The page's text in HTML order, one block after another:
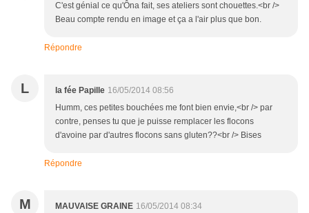
C'est génial ce qu'Ôna fait, ses ateliers sont chouettes.<br />
Beau compte rendu en image et ça a l'air plus que bon.
Répondre
L la fée Papille 16/05/2014 08:56
Humm, ces petites bouchées me font bien envie,<br /> par
contre, penses tu que je puisse remplacer les flocons
d'avoine par d'autres flocons sans gluten??<br /> Bises
Répondre
M MAUVAISE GRAINE 16/05/2014 08:34